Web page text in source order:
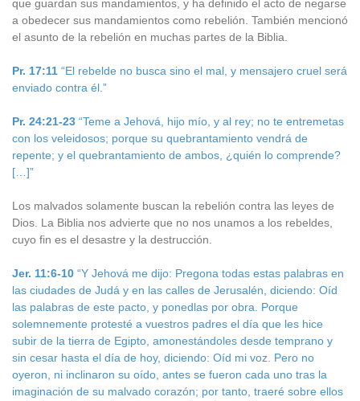
que guardan sus mandamientos, y ha definido el acto de negarse
a obedecer sus mandamientos como rebelión. También mencionó
el asunto de la rebelión en muchas partes de la Biblia.
Pr. 17:11 “El rebelde no busca sino el mal, y mensajero cruel será
enviado contra él.”
Pr. 24:21-23 “Teme a Jehová, hijo mío, y al rey; no te entremetas
con los veleidosos; porque su quebrantamiento vendrá de
repente; y el quebrantamiento de ambos, ¿quién lo comprende?
[…]”
Los malvados solamente buscan la rebelión contra las leyes de
Dios. La Biblia nos advierte que no nos unamos a los rebeldes,
cuyo fin es el desastre y la destrucción.
Jer. 11:6-10 “Y Jehová me dijo: Pregona todas estas palabras en
las ciudades de Judá y en las calles de Jerusalén, diciendo: Oíd
las palabras de este pacto, y ponedlas por obra. Porque
solemnemente protesté a vuestros padres el día que les hice
subir de la tierra de Egipto, amonestándoles desde temprano y
sin cesar hasta el día de hoy, diciendo: Oíd mi voz. Pero no
oyeron, ni inclinaron su oído, antes se fueron cada uno tras la
imaginación de su malvado corazón; por tanto, traeré sobre ellos